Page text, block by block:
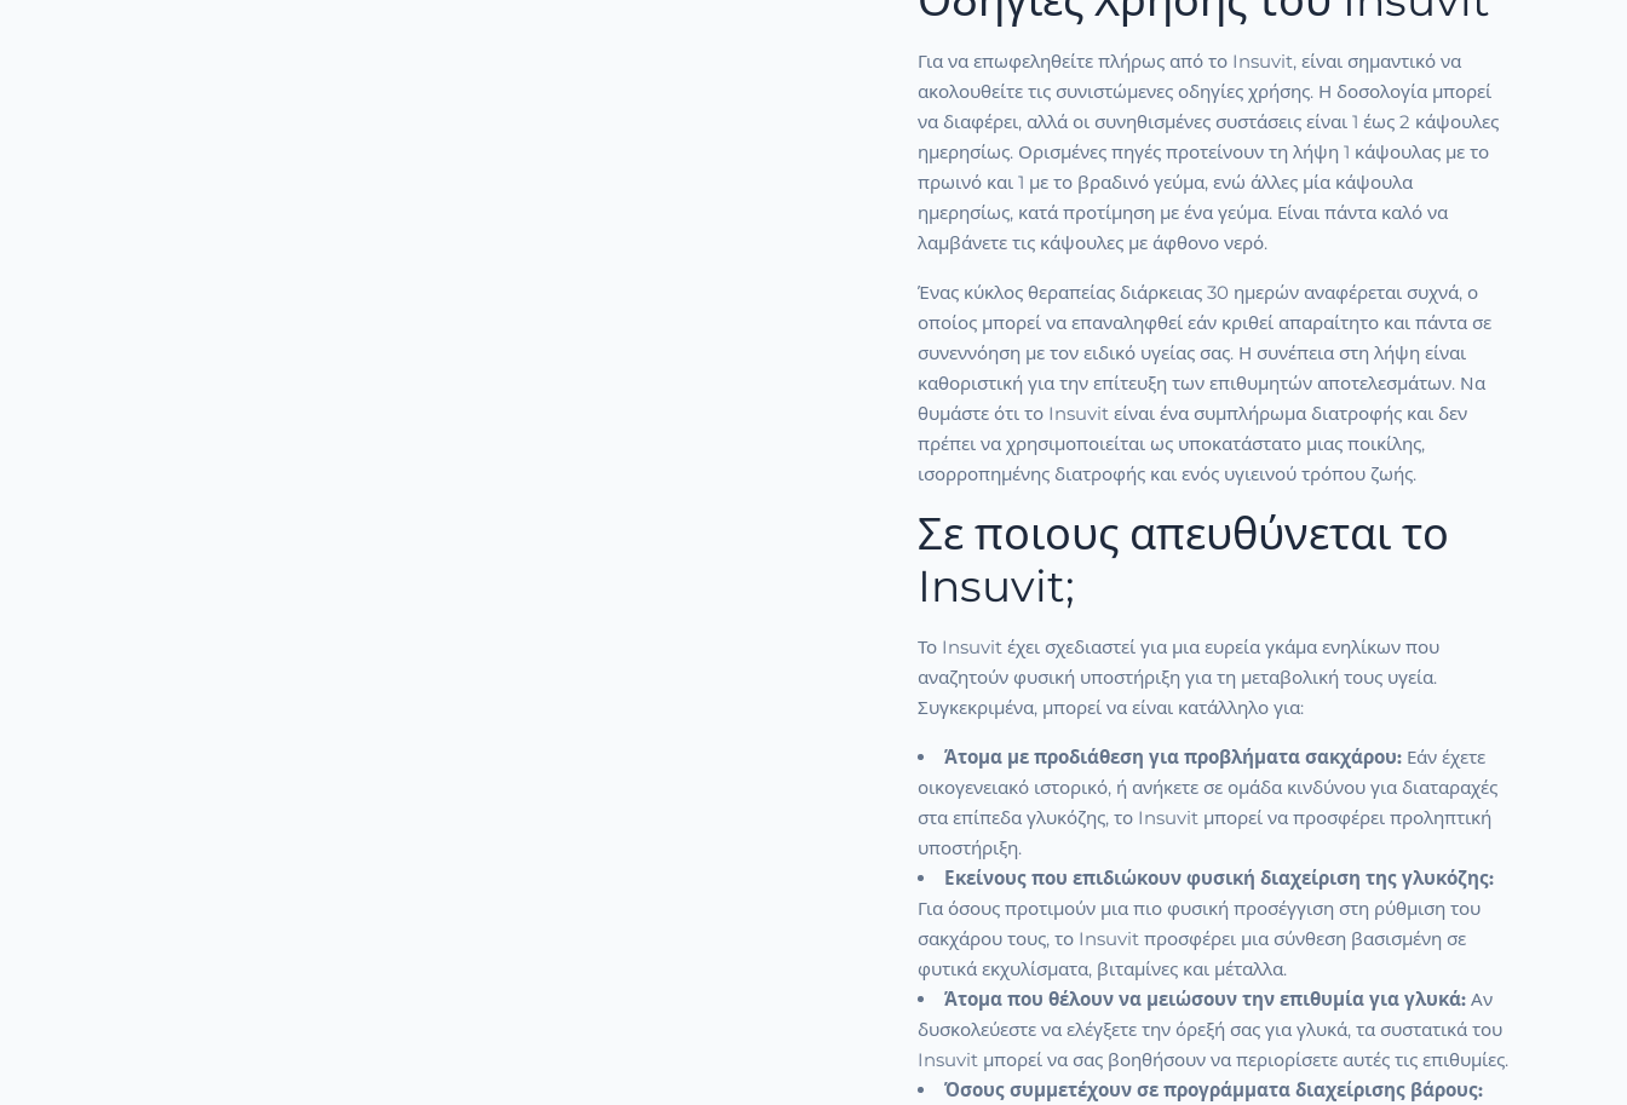
Για να επωφεληθείτε πλήρως από το Insuvit, είναι σημαντικό να
ακολουθείτε τις συνιστώμενες οδηγίες χρήσης. Η δοσολογία μπορεί
να διαφέρει, αλλά οι συνηθισμένες συστάσεις είναι 1 έως 2 κάψουλες
ημερησίως. Ορισμένες πηγές προτείνουν τη λήψη 1 κάψουλας με το
πρωινό και 1 με το βραδινό γεύμα, ενώ άλλες μία κάψουλα
ημερησίως, κατά προτίμηση με ένα γεύμα. Είναι πάντα καλό να
λαμβάνετε τις κάψουλες με άφθονο νερό.
Ένας κύκλος θεραπείας διάρκειας 30 ημερών αναφέρεται συχνά, ο
οποίος μπορεί να επαναληφθεί εάν κριθεί απαραίτητο και πάντα σε
συνεννόηση με τον ειδικό υγείας σας. Η συνέπεια στη λήψη είναι
καθοριστική για την επίτευξη των επιθυμητών αποτελεσμάτων. Να
θυμάστε ότι το Insuvit είναι ένα συμπλήρωμα διατροφής και δεν
πρέπει να χρησιμοποιείται ως υποκατάστατο μιας ποικίλης,
ισορροπημένης διατροφής και ενός υγιεινού τρόπου ζωής.
Σε ποιους απευθύνεται το
Insuvit;
Το Insuvit έχει σχεδιαστεί για μια ευρεία γκάμα ενηλίκων που
αναζητούν φυσική υποστήριξη για τη μεταβολική τους υγεία.
Συγκεκριμένα, μπορεί να είναι κατάλληλο για:
Άτομα με προδιάθεση για προβλήματα σακχάρου:Εάν έχετε
οικογενειακό ιστορικό, ή ανήκετε σε ομάδα κινδύνου για διαταραχές
στα επίπεδα γλυκόζης, το Insuvit μπορεί να προσφέρει προληπτική
υποστήριξη.
Εκείνους που επιδιώκουν φυσική διαχείριση της γλυκόζης:
Για όσους προτιμούν μια πιο φυσική προσέγγιση στη ρύθμιση του
σακχάρου τους, το Insuvit προσφέρει μια σύνθεση βασισμένη σε
φυτικά εκχυλίσματα, βιταμίνες και μέταλλα.
Άτομα που θέλουν να μειώσουν την επιθυμία για γλυκά:Αν
δυσκολεύεστε να ελέγξετε την όρεξή σας για γλυκά, τα συστατικά του
Insuvit μπορεί να σας βοηθήσουν να περιορίσετε αυτές τις επιθυμίες.
Όσους συμμετέχουν σε προγράμματα διαχείρισης βάρους: